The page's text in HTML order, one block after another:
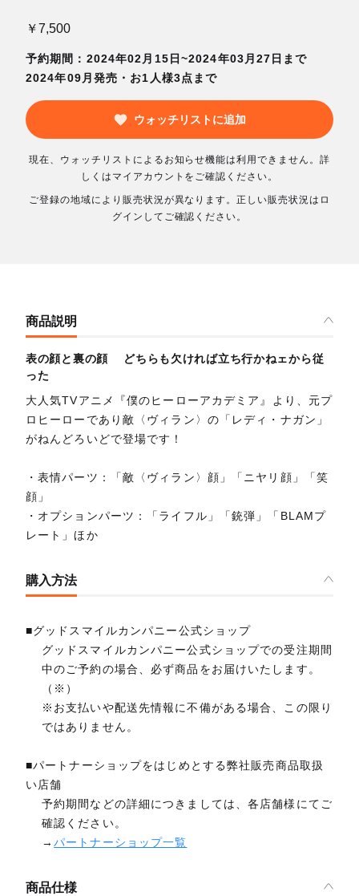
￥7,500
予約期間：2024年02月15日~2024年03月27日まで
2024年09月発売・お1人様3点まで
ウォッチリストに追加
現在、ウォッチリストによるお知らせ機能は利用できません。詳
しくはマイアカウントをご確認ください。
ご登録の地域により販売状況が異なります。正しい販売状況はロ
グインしてご確認ください。
商品説明
表の顔と裏の顔 どちらも欠ければ立ち行かねェから従
った
大人気TVアニメ『僕のヒーローアカデミア』より、元プ
ロヒーローであり敵〈ヴィラン〉の「レディ・ナガン」
がねんどろいどで登場です！
・表情パーツ：「敵〈ヴィラン〉顔」「ニヤリ顔」「笑
顔」
・オプションパーツ：「ライフル」「銃弾」「BLAMプ
レート」ほか
購入方法
■グッドスマイルカンパニー公式ショップ
グッドスマイルカンパニー公式ショップでの受注期間
中のご予約の場合、必ず商品をお届けいたします。
（※）
※お支払いや配送先情報に不備がある場合、この限り
ではありません。
■パートナーショップをはじめとする弊社販売商品取扱
い店舗
予約期間などの詳細につきましては、各店舗様にてご
確認ください。
→パートナーショップ一覧
商品仕様